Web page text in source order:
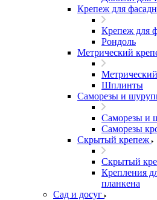
Крепеж для
Крепеж для
Рондоль
Метрический
Шплинты
Саморезы и
Саморезы и
Саморезы
Скрытый крепеж
Скрытый
Крепления
планкена
Сад и досуг